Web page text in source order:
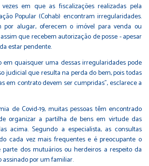
em que as fiscalizações realizadas pela
Popular (Cohab) encontram irregularidades.
por alugar, oferecem o imóvel para venda ou
que recebem autorização de posse - apesar
estar pendente.
em quaisquer uma dessas irregularidades pode
judicial que resulta na perda do bem, pois todas
em contrato devem ser cumpridas”, esclarece a
de Covid-19, muitas pessoas têm encontrado
organizar a partilha de bens em virtude das
acima. Segundo a especialista, as consultas
cada vez mais frequentes e é preocupante o
dos mutuários ou herdeiros a respeito da
por um familiar.